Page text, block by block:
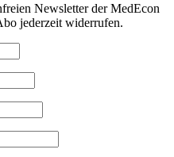
Newsletter der MedEcon
jederzeit widerrufen.